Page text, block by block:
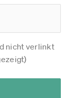
nicht verlinkt